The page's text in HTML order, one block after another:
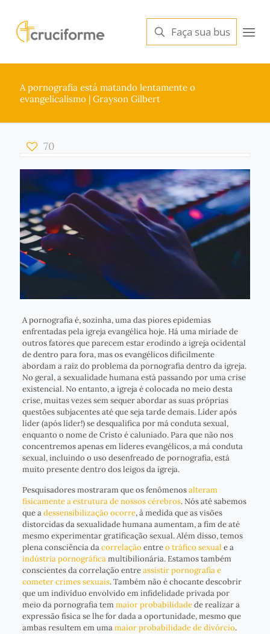
A pornografia está matando lentamente o
evangelicalismo | Grayson Gilbert
70
A pornografia é, sozinha, uma das piores epidemias
enfrentadas pela igreja evangélica hoje. Há uma miríade de
outros fatores que parecem estar erodindo a igreja ocidental
de dentro para fora, mas os evangélicos dificilmente
abordam a raiz do problema da pornografia dentro da igreja.
No geral, a sexualidade humana está passando por uma crise
existencial. No entanto, a igreja é colocada no meio desta
crise, muitas vezes sem sequer abordar as suas próprias
questões subjacentes até que seja tarde demais. Líder após
líder (após líder!) se desqualifica por má conduta sexual,
enquanto o nome de Cristo é caluniado. Para que não nos
concentremos apenas em líderes evangélicos, a má conduta
sexual, incluindo o uso desenfreado de pornografia, está
muito presente dentro dos leigos da igreja.
Pesquisadores mostraram que os fenômenosalteram
fisicamente a estrutura de nossos cérebros. Nós até sabemos
que adessensibilização ocorre, à medida que as visões
distorcidas da sexualidade humana aumentam, a fim de até
mesmo experimentar gratificação sexual. Além disso, temos
plena consciência dacorrelação entreo tráfico sexual e a
indústria pornográficamultibilionária. Estamos também
conscientes da correlação entreassistir pornografia e
cometer crimes sexuais. Também não é chocante descobrir
que um indivíduo envolvido em infidelidade privada por
meio da pornografia tem maior probabilidadede realizar a
expressão física se lhe for dada a oportunidade, mesmo que
ambas resultem em umamaior probabilidade de divórcio.